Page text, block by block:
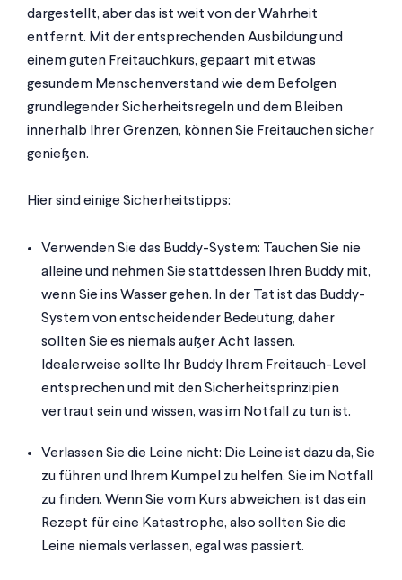
dargestellt, aber das ist weit von der Wahrheit
entfernt. Mit der entsprechenden Ausbildung und
einem guten Freitauchkurs, gepaart mit etwas
gesundem Menschenverstand wie dem Befolgen
grundlegender Sicherheitsregeln und dem Bleiben
innerhalb Ihrer Grenzen, können Sie Freitauchen sicher
genießen.
Hier sind einige Sicherheitstipps:
Verwenden Sie das Buddy-System: Tauchen Sie nie
alleine und nehmen Sie stattdessen Ihren Buddy mit,
wenn Sie ins Wasser gehen. In der Tat ist das Buddy-
System von entscheidender Bedeutung, daher
sollten Sie es niemals außer Acht lassen.
Idealerweise sollte Ihr Buddy Ihrem Freitauch-Level
entsprechen und mit den Sicherheitsprinzipien
vertraut sein und wissen, was im Notfall zu tun ist.
Verlassen Sie die Leine nicht: Die Leine ist dazu da, Sie
zu führen und Ihrem Kumpel zu helfen, Sie im Notfall
zu finden. Wenn Sie vom Kurs abweichen, ist das ein
Rezept für eine Katastrophe, also sollten Sie die
Leine niemals verlassen, egal was passiert.